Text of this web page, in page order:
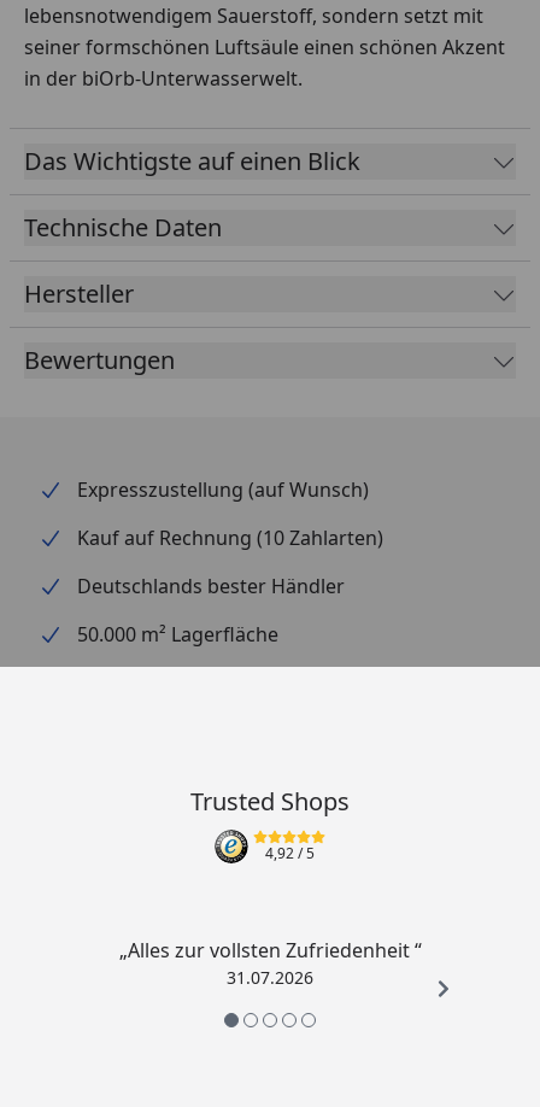
lebensnotwendigem Sauerstoff, sondern setzt mit
seiner formschönen Luftsäule einen schönen Akzent
in der biOrb-Unterwasserwelt.
Das Wichtigste auf einen Blick
Technische Daten
Hersteller
Bewertungen
Expresszustellung (auf Wunsch)
Kauf auf Rechnung (10 Zahlarten)
Deutschlands bester Händler
50.000 m² Lagerfläche
Trusted Shops
4,92/ 5
„Alles zur vollsten Zufriedenheit “
31.07.2026